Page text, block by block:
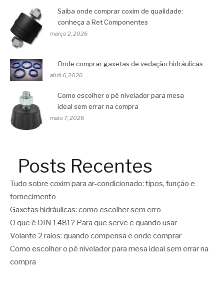
Saiba onde comprar coxim de qualidade:
conheça a Ret Componentes
março 2, 2026
Onde comprar gaxetas de vedação hidráulicas
abril 6, 2026
Como escolher o pé nivelador para mesa
ideal sem errar na compra
maio 7, 2026
Posts Recentes
Tudo sobre coxim para ar-condicionado: tipos, função e
fornecimento
Gaxetas hidráulicas: como escolher sem erro
O que é DIN 1481? Para que serve e quando usar
Volante 2 raios: quando compensa e onde comprar
Como escolher o pé nivelador para mesa ideal sem errar na
compra